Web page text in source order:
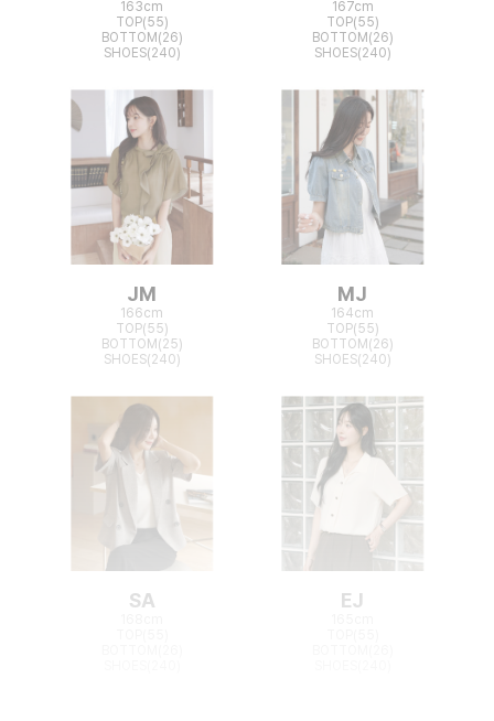
163cm
TOP(55)
BOTTOM(26)
SHOES(240)
167cm
TOP(55)
BOTTOM(26)
SHOES(240)
JM
166cm
TOP(55)
BOTTOM(25)
SHOES(240)
MJ
164cm
TOP(55)
BOTTOM(26)
SHOES(240)
SA EJ